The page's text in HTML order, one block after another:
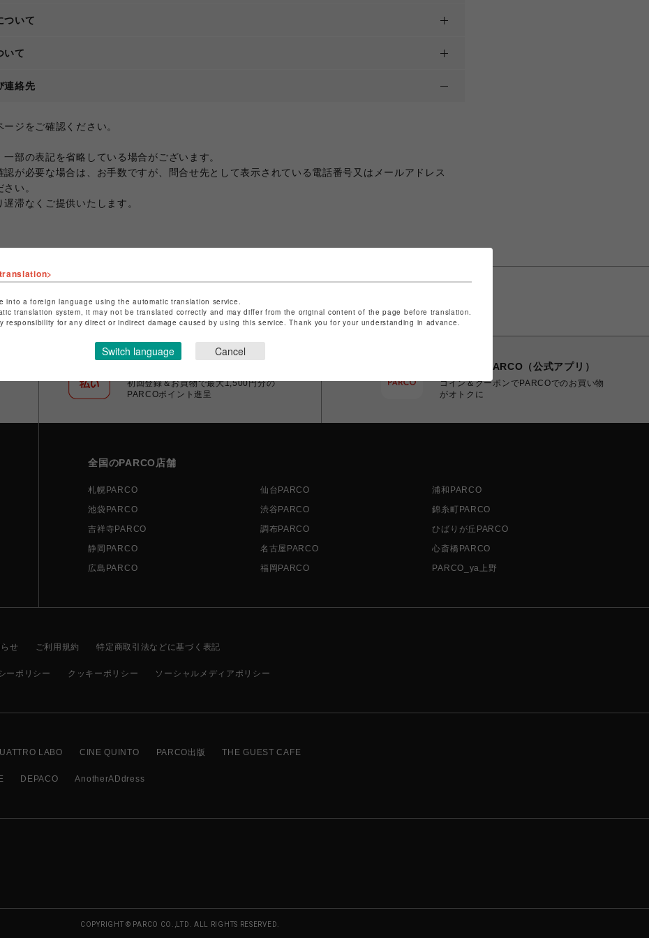
ついて
いて
連絡先
ジをご確認ください。
部の表記を省略している場合がございます。
認が必要な場合は、お手数ですが、問合せ先として表示されている電話番号又はメールアドレス
い。
遅滞なくご提供いたします。
初回登録＆お買物で最大1,500円分の
PARCOポイント進呈
POCKET PARCO（公式アプリ）
コイン＆クーポンでPARCOでのお買い物
がオトクに
全国のPARCO店舗
札幌PARCO 仙台PARCO
浦和PARCO
池袋PARCO
渋谷PARCO
錦糸町PARCO
吉祥寺PARCO
調布PARCO
ひばりが丘PARCO
静岡PARCO
名古屋PARCO
心斎橋PARCO
広島PARCO
福岡PARCO PARCO_ya上野
せ ご利用規約 特定商取引法などに基づく表記
ーポリシー クッキーポリシー ソーシャルメディアポリシー
LABO CINE QUINTO PARCO出版 THE GUEST CAFE
DEPACO AnotherADdress
COPYRIGHT © PARCO CO.,LTD. ALL RIGHTS RESERVED.
into a foreign language using the automatic translation service.
translation system, it may not be translated correctly and may differ from the original content of the page before translation.
responsibility for any direct or indirect damage caused by using this service. Thank you for your understanding in advance.
Switch language Cancel